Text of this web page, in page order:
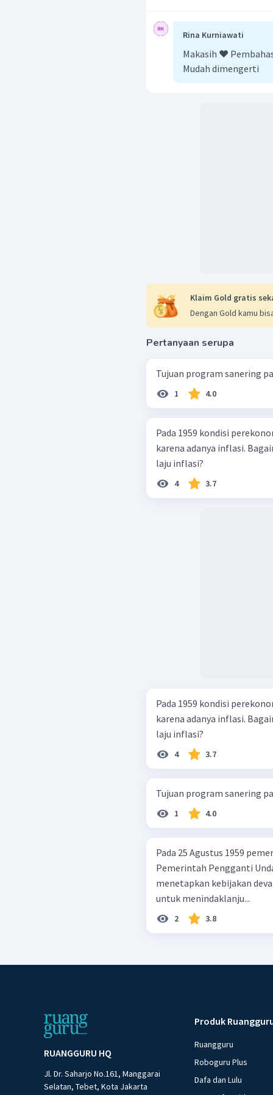
Rina Kurniawati
Makasih ❤️
Mudah dimengerti
Klaim Gold gratis
Dengan Gold kamu
Pertanyaan serupa
Tujuan program sanering
1 4.0
Pada 1959 kondisi
karena adanya inflasi.
laju inflasi?
4 3.7
Pada 1959 kondisi
karena adanya inflasi.
laju inflasi?
4 3.7
Tujuan program sanering
1 4.0
Pada 25 Agustus 1959
Pemerintah Pengganti
menetapkan kebijakan
untuk menindaklanju...
2 3.8
RUANGGURU HQ
Jl. Dr. Saharjo No.161, Manggarai
Selatan, Tebet, Kota Jakarta
Produk
Ruangguru
Roboguru Plus
Dafa dan Lulu